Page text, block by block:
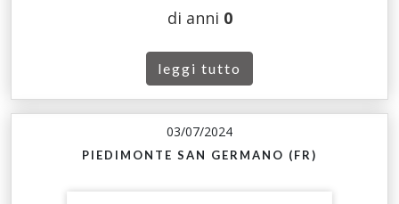
di anni 0
leggi tutto
03/07/2024
PIEDIMONTE SAN GERMANO (FR)